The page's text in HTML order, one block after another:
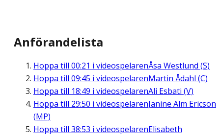
Anförandelista
Hoppa till 00:21 i videospelarenÅsa Westlund (S)
Hoppa till 09:45 i videospelarenMartin Ådahl (C)
Hoppa till 18:49 i videospelarenAli Esbati (V)
Hoppa till 29:50 i videospelarenJanine Alm Ericson
(MP)
Hoppa till 38:53 i videospelarenElisabeth